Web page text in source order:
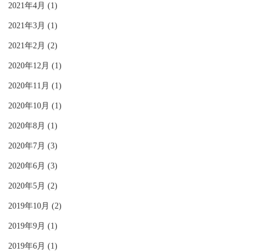
2021年4月 (1)
2021年3月 (1)
2021年2月 (2)
2020年12月 (1)
2020年11月 (1)
2020年10月 (1)
2020年8月 (1)
2020年7月 (3)
2020年6月 (3)
2020年5月 (2)
2019年10月 (2)
2019年9月 (1)
2019年6月 (1)